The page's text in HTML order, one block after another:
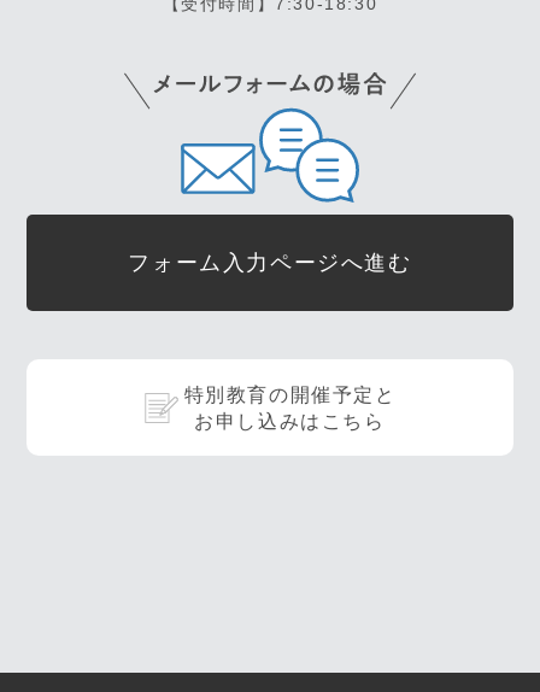
フォーム入力ページへ進む
特別教育の開催予定と
お申し込みはこちら